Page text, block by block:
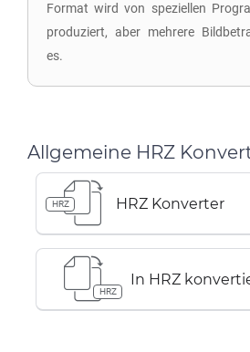
Format wird von speziellen
produziert, aber mehrere
es.
Allgemeine HRZ
HRZ HRZ Konverter
HRZ
In HRZ